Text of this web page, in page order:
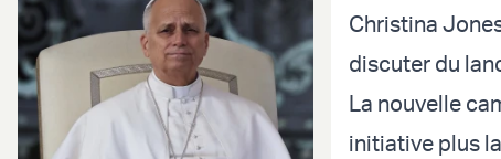
Christina
discuter du
La nouvelle
initiative plus